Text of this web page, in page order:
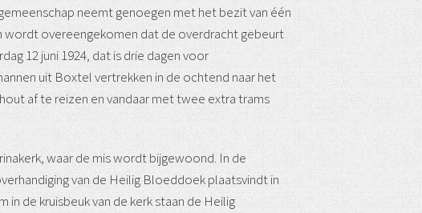
neemt genoegen met het bezit van één
overeengekomen dat de overdracht gebeurt
12 juni 1924, dat is drie dagen voor
uit Boxtel vertrekken in de ochtend naar het
af te reizen en vandaar met twee extra trams
waar de mis wordt bijgewoond. In de
van de Heilig Bloeddoek plaatsvindt in
in de kruisbeuk van de kerk staan de Heilig